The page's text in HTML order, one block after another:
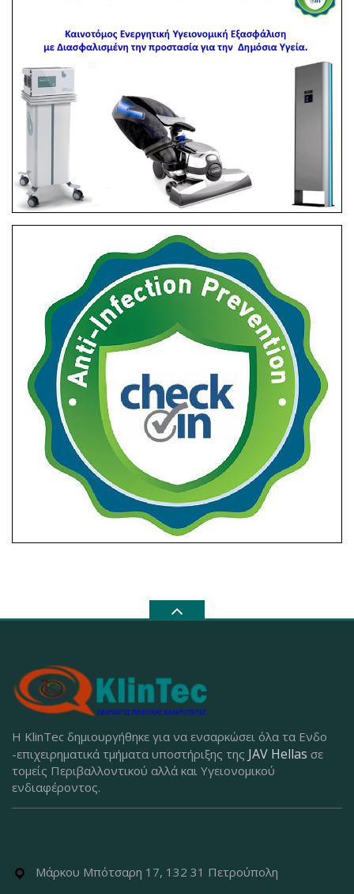
Η KlinTec δημιουργήθηκε για να ενσαρκώσει όλα τα Ενδο
-επιχειρηματικά τμήματα υποστήριξης της JAV Hellas σε
τομείς Περιβαλλοντικού αλλά και Υγειονομικού
ενδιαφέροντος.
Μάρκου Μπότσαρη 17, 132 31 Πετρούπολη